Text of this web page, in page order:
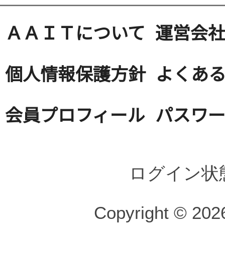
ＡＡＩＴについて 運営会社
個人情報保護方針 よくあ
会員プロフィール パスワ
ログイン
Copyright ©